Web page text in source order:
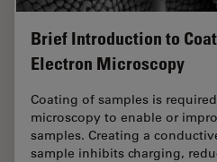
Brief Introduction to
Electron Microscopy
Coating of samples is
microscopy to enable or
samples. Creating a
sample inhibits charging,